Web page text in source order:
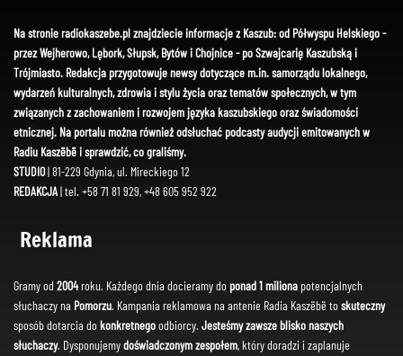
Na stronie radiokaszebe.pl znajdziecie informacje z Kaszub: od Półwyspu Helskiego -
przez Wejherowo, Lębork, Słupsk, Bytów i Chojnice - po Szwajcarię Kaszubską i
Trójmiasto. Redakcja przygotowuje newsy dotyczące m.in. samorządu lokalnego,
wydarzeń kulturalnych, zdrowia i stylu życia oraz tematów społecznych, w tym
związanych z zachowaniem i rozwojem języka kaszubskiego oraz świadomości
etnicznej. Na portalu można również odsłuchać podcasty audycji emitowanych w
Radiu Kaszëbë i sprawdzić, co graliśmy.
STUDIO| 81-229 Gdynia, ul. Mireckiego 12
REDAKCJA| tel. +58 71 81 929, +48 605 952 922
Reklama
Gramy od 2004roku. Każdego dnia docieramy do ponad 1 miliona potencjalnych
słuchaczy na Pomorzu. Kampania reklamowa na antenie Radia Kaszëbë toskuteczny
sposób dotarcia dokonkretnegoodbiorcy. Jesteśmy zawsze blisko naszych
słuchaczy. Dysponujemydoświadczonym zespołem, który doradzi i zaplanuje